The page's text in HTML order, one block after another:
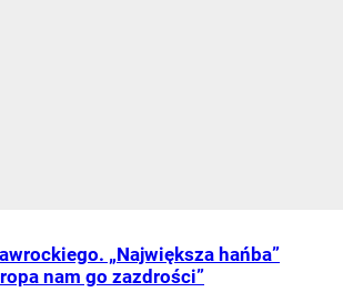
„Największa hańba”
nam go zazdrości”